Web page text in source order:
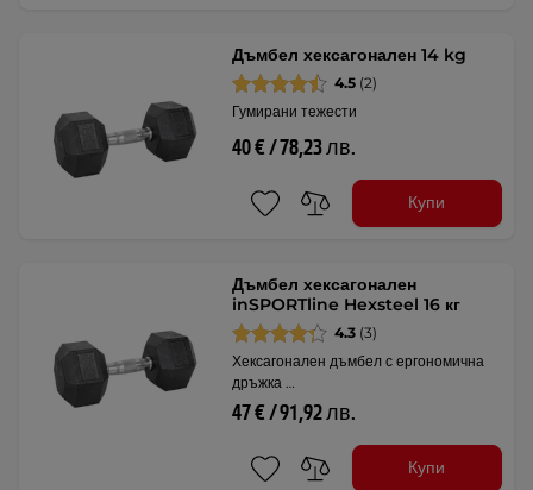
Дъмбел хексагонален 14 kg
4.5 (2)
Гумирани тежести
40 € / 78,23 лв.
Купи
Дъмбел хексагонален
inSPORTline Hexsteel 16 кг
4.3 (3)
Хексагонален дъмбел с ергономична
дръжка …
47 € / 91,92 лв.
Купи